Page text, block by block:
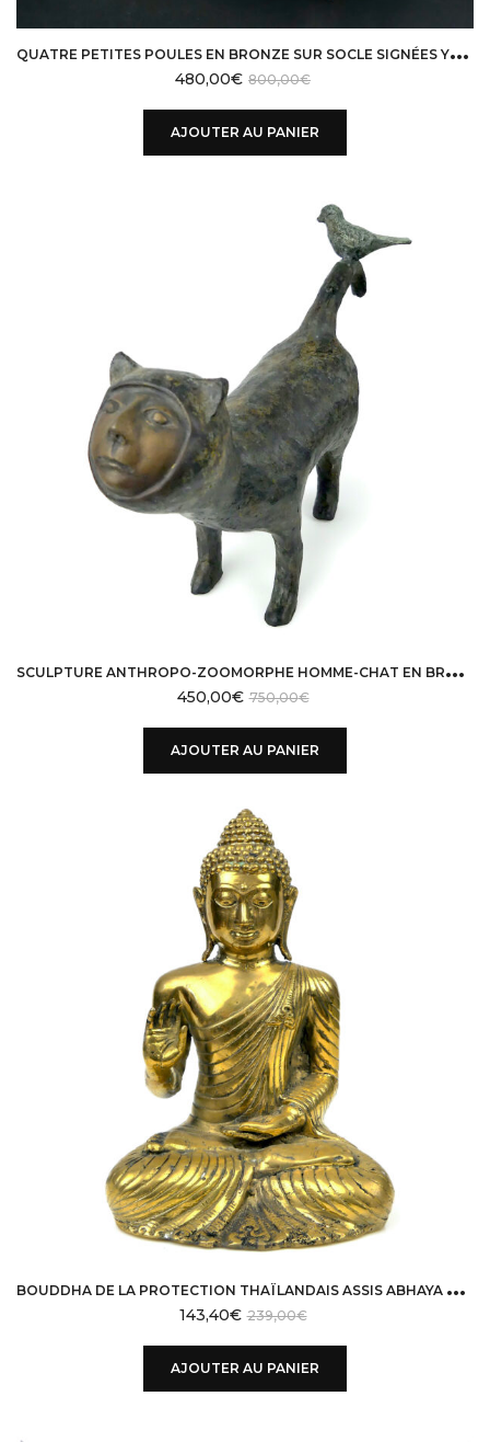
Q
UATRE PETITES POULES EN BRONZE SUR SOCLE SIGNÉES YUWANA THAÏLANDE
800,00€
480,00€
AJOUTER AU PANIER
S
CULPTURE ANTHROPO-ZOOMORPHE HOMME-CHAT EN BRONZE SIGNÉE YUWANA THAÏLANDE
750,00€
450,00€
AJOUTER AU PANIER
B
OUDDHA DE LA PROTECTION THAÏLANDAIS ASSIS ABHAYA MUDRĀ EN LAITON POLI MASSIF
239,00€
143,40€
AJOUTER AU PANIER